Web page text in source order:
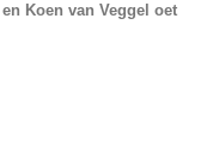
Koen van Veggel oet